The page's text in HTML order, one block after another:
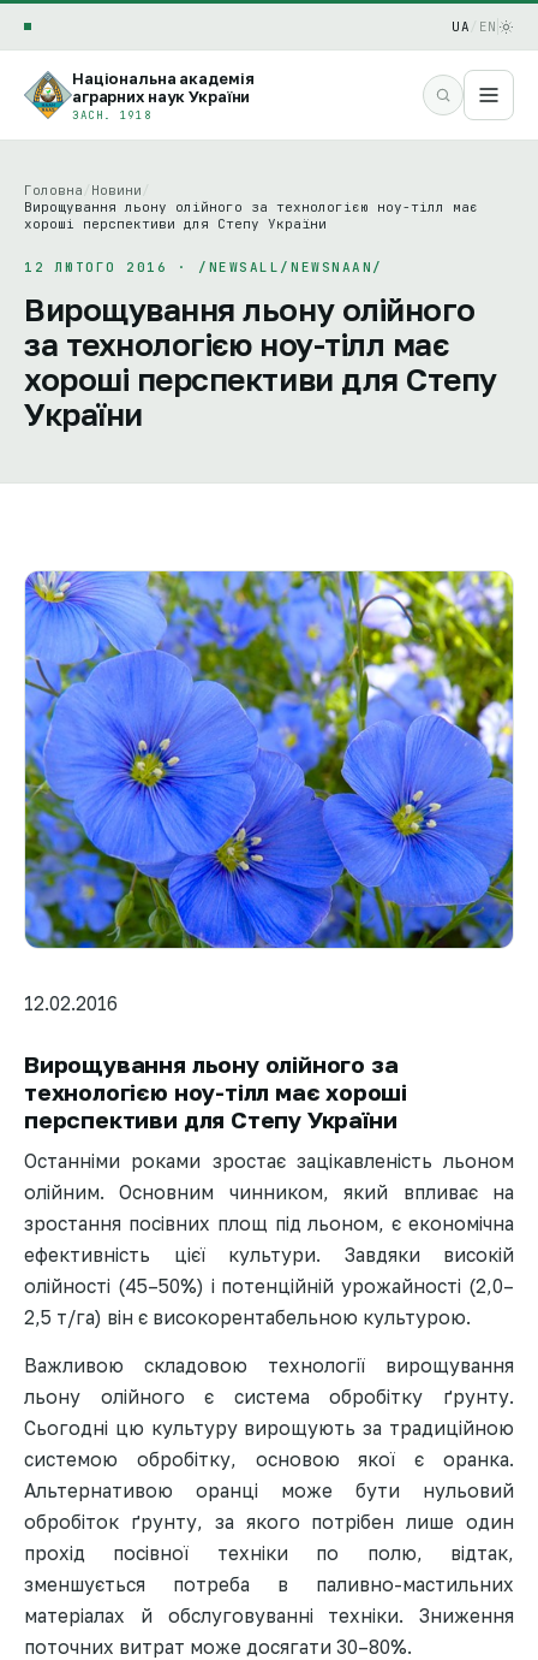
UA EN
Національна академія
аграрних наук України
ЗАСН. 1918
Головна Новини
Вирощування льону олійного за технологією ноу-тілл має
хороші перспективи для Степу України
12 ЛЮТОГО 2016 · /NEWSALL/NEWSNAAN/
Вирощування льону олійного
за технологією ноу-тілл має
хороші перспективи для Степу
України
12.02.2016
Вирощування льону олійного за
технологією ноу-тілл має хороші
перспективи для Степу України
Останніми роками зростає зацікавленість льоном
олійним. Основним чинником, який впливає на
зростання посівних площ під льоном, є економічна
ефективність цієї культури. Завдяки високій
олійності (45–50%) і потенційній урожайності (2,0–
2,5 т/га) він є високорентабельною культурою.
Важливою складовою технології вирощування
льону олійного є система обробітку ґрунту.
Сьогодні цю культуру вирощують за традиційною
системою обробітку, основою якої є оранка.
Альтернативою оранці може бути нульовий
обробіток ґрунту, за якого потрібен лише один
прохід посівної техніки по полю, відтак,
зменшується потреба в паливно-мастильних
матеріалах й обслуговуванні техніки. Зниження
поточних витрат може досягати 30–80%.